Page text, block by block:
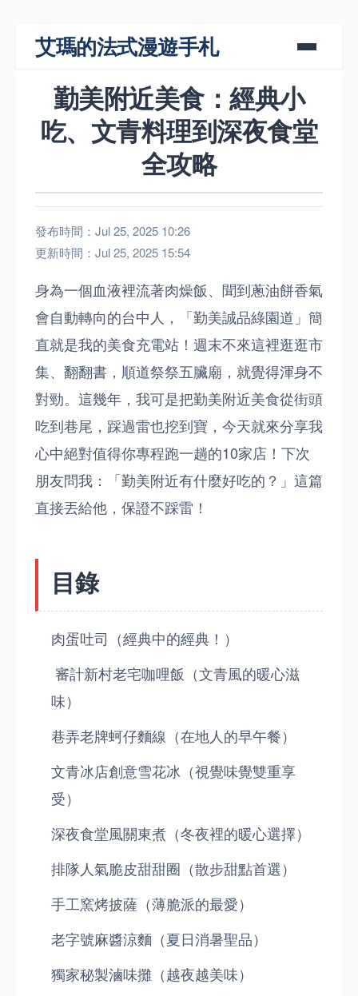
艾瑪的法式漫遊手札
勤美附近美食：經典小
吃、文青料理到深夜食堂
全攻略
發布時間：Jul 25, 2025 10:26
更新時間：Jul 25, 2025 15:54
身為一個血液裡流著肉燥飯、聞到蔥油餅香氣
會自動轉向的台中人，「勤美誠品綠園道」簡
直就是我的美食充電站！週末不來這裡逛逛市
集、翻翻書，順道祭祭五臟廟，就覺得渾身不
對勁。這幾年，我可是把勤美附近美食從街頭
吃到巷尾，踩過雷也挖到寶，今天就來分享我
心中絕對值得你專程跑一趟的10家店！下次
朋友問我：「勤美附近有什麼好吃的？」這篇
直接丟給他，保證不踩雷！
目錄
肉蛋吐司（經典中的經典！）
審計新村老宅咖哩飯（文青風的暖心滋
味）
巷弄老牌蚵仔麵線（在地人的早午餐）
文青冰店創意雪花冰（視覺味覺雙重享
受）
深夜食堂風關東煮（冬夜裡的暖心選擇）
排隊人氣脆皮甜甜圈（散步甜點首選）
手工窯烤披薩（薄脆派的最愛）
老字號麻醬涼麵（夏日消暑聖品）
獨家秘製滷味攤（越夜越美味）